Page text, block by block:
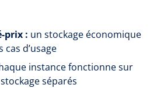
prix : un stockage économique
d’usage
instance fonctionne sur
séparés